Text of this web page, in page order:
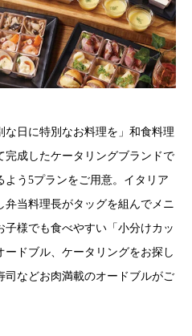
日に特別なお料理を」和食料理
完成したケータリングブランドで
う5プランをご用意。イタリア
弁当料理長がタッグを組んでメニ
子様でも食べやすい「小分けカッ
ドブル、ケータリングをお探し
司などお肉満載のオードブルがご